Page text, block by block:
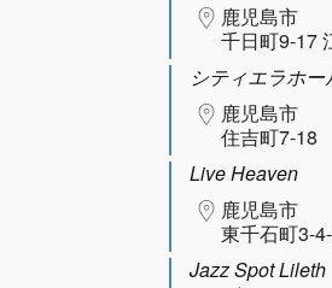
鹿児島市
千日町9-17
シティエラホー
鹿児島市
住吉町7-18
Live Heaven
鹿児島市
東千石町3-
Jazz Spot